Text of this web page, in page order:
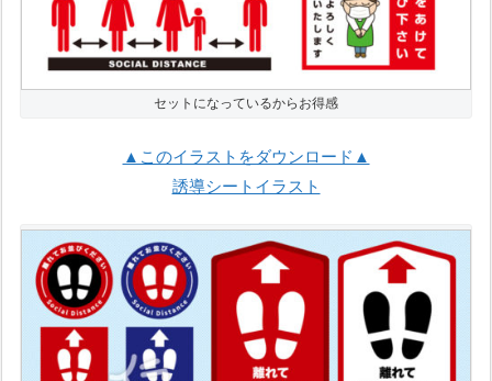
セットになっているからお得感
▲このイラストをダウンロード▲
誘導シートイラスト